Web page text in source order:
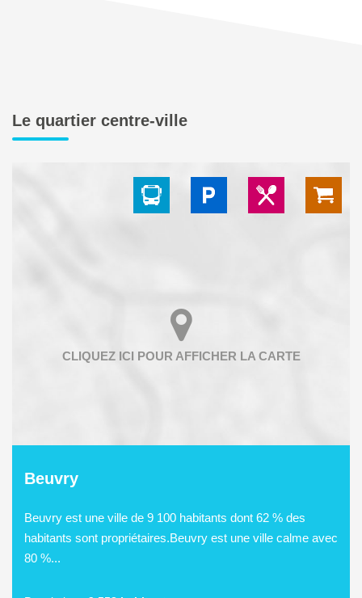
Le quartier centre-ville
Beuvry
Beuvry est une ville de 9 100 habitants dont 62 % des
habitants sont propriétaires.Beuvry est une ville calme avec
80 %...